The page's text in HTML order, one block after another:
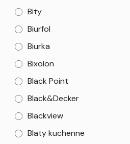
Bity
Biurfol
Biurka
Bixolon
Black Point
Black&Decker
Blackview
Blaty kuchenne